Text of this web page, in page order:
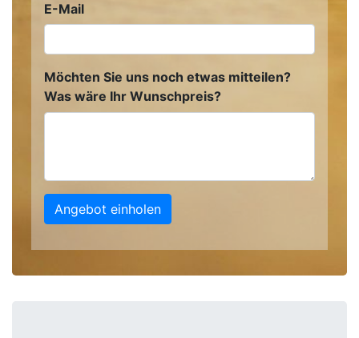
E-Mail
Möchten Sie uns noch etwas mitteilen?
Was wäre Ihr Wunschpreis?
Angebot einholen